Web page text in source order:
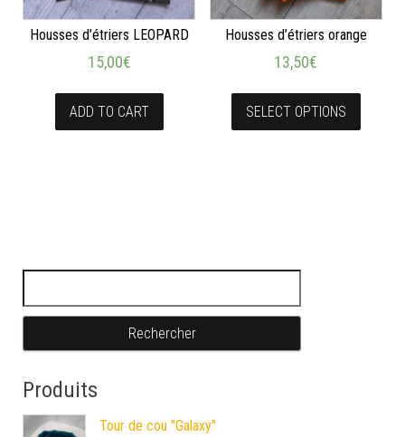
Housses d’étriers LEOPARD
15,00€
ADD TO CART
Housses d’étriers orange
13,50€
SELECT OPTIONS
Produits
Tour de cou "Galaxy"